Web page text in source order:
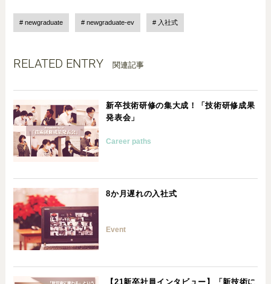
newgraduate newgraduate-ev 入社式
RELATED ENTRY 関連記事
新卒技術研修の集大成！「技術研修成果
発表会」
Career paths
8か月遅れの入社式
Event
【21新卒社員インタビュー】「新技術に